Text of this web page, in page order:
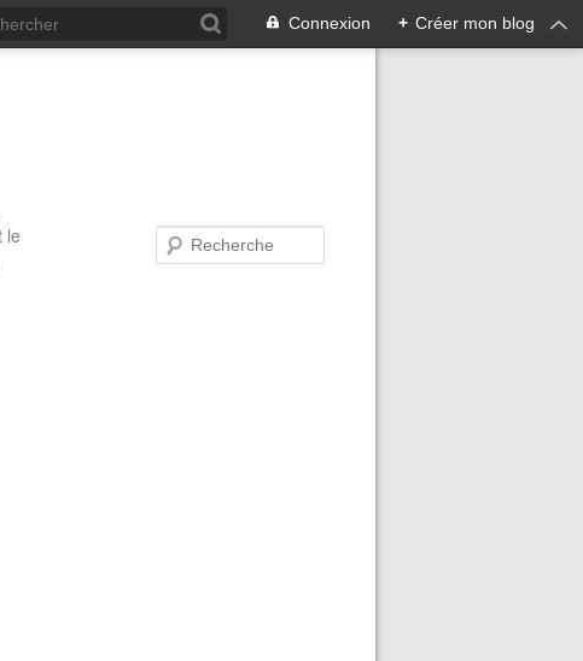
Connexion + Créer mon blog
le